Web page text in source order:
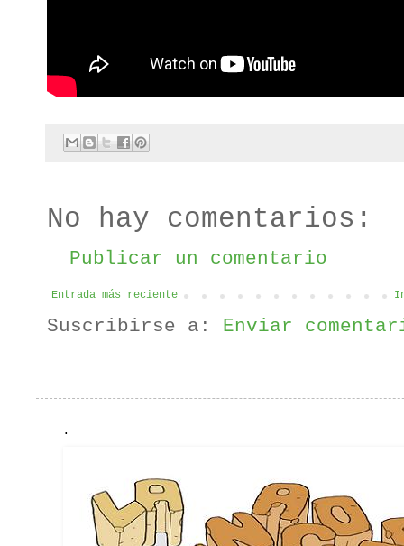
No hay comentarios:
Publicar un comentario
Entrada más reciente
Suscribirse a: Enviar
.